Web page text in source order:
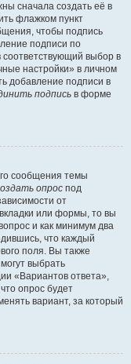
сначала создать её в
флажком пункт
чтобы подпись
подписи по
выбор в
настройки» в личном
добавление подписи в
подпись в форме
сообщения темы
опрос под
от
или формы, то вы
и как минимум два
что каждый
поля. Вы также
выбрать
«Вариантов ответа»,
опрос будет
вариант, за который